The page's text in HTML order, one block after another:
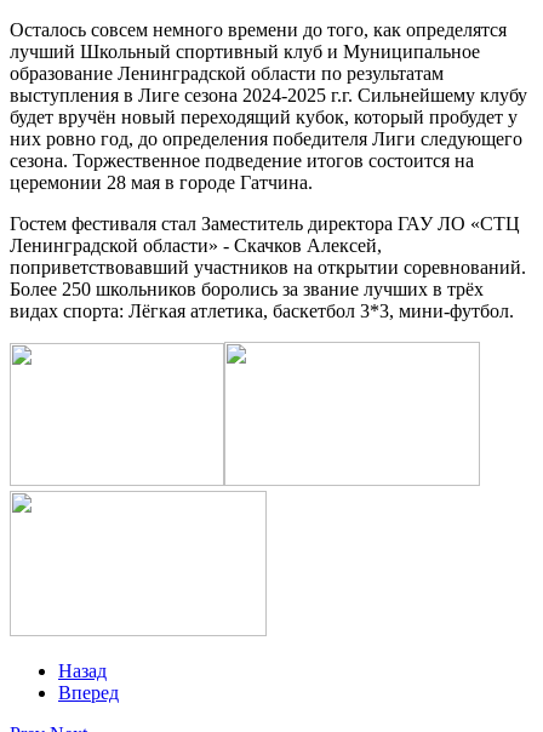
Осталось совсем немного времени до того, как определятся
лучший Школьный спортивный клуб и Муниципальное
образование Ленинградской области по результатам
выступления в Лиге сезона 2024-2025 г.г. Сильнейшему клубу
будет вручён новый переходящий кубок, который пробудет у
них ровно год, до определения победителя Лиги следующего
сезона. Торжественное подведение итогов состоится на
церемонии 28 мая в городе Гатчина.
Гостем фестиваля стал Заместитель директора ГАУ ЛО «СТЦ
Ленинградской области» - Скачков Алексей,
поприветствовавший участников на открытии соревнований.
Более 250 школьников боролись за звание лучших в трёх
видах спорта: Лёгкая атлетика, баскетбол 3*3, мини-футбол.
Назад
Вперед